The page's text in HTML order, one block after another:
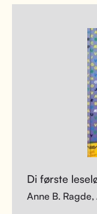
Di første
Anne B.